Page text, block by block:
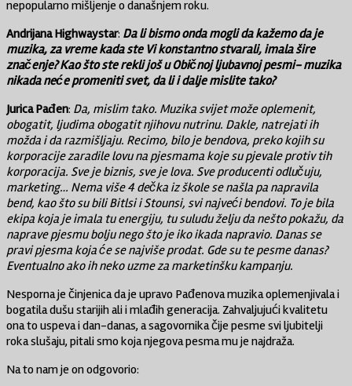
nepopularno mišljenje o današnjem roku.
Andrijana Highwaystar: Da li bismo onda mogli da kažemo da je
muzika, za vreme kada ste Vi konstantno stvarali, imala šire
značenje? Kao što ste rekli još u Običnoj ljubavnoj pesmi- muzika
nikada neće promeniti svet, da li i dalje mislite tako?
Jurica Pađen: Da, mislim tako. Muzika svijet može oplemenit,
obogatit, ljudima obogatit njihovu nutrinu. Dakle, natrejati ih
možda i da razmišljaju. Recimo, bilo je bendova, preko kojih su
korporacije zaradile lovu na pjesmama koje su pjevale protiv tih
korporacija. Sve je biznis, sve je lova. Sve producenti odlučuju,
marketing… Nema više 4 dečka iz škole se našla pa napravila
bend, kao što su bili Bitlsi i Stounsi, svi najveći bendovi. To je bila
ekipa koja je imala tu energiju, tu suludu želju da nešto pokažu, da
naprave pjesmu bolju nego što je iko ikada napravio. Danas se
pravi pjesma koja će se najviše prodat. Gde su te pesme danas?
Eventualno ako ih neko uzme za marketinšku kampanju.
Nesporna je činjenica da je upravo Pađenova muzika oplemenjivala i
bogatila dušu starijih ali i mlađih generacija. Zahvaljujući kvalitetu
ona to uspeva i dan-danas, a sagovornika čije pesme svi ljubitelji
roka slušaju, pitali smo koja njegova pesma mu je najdraža.
Na to nam je on odgovorio: